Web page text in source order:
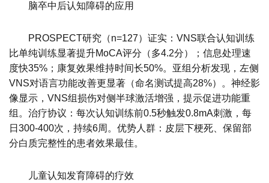
脑卒中后认知障碍的应用
PROSPECT研究（n=127）证实：VNS联合认知训练
比单纯训练显著提升MoCA评分（多4.2分）；信息处理速
度快35%；康复效果维持时间长50%。亚组分析发现，左侧
VNS对语言功能改善更显著（命名测试提高28%）。神经影
像显示，VNS组损伤对侧半球激活增强，提示促进功能重
组。治疗协议：每次认知训练前0.5秒触发0.8mA刺激，每
日300-400次，持续6周。优势人群：皮层下梗死、保留部
分白质完整性的患者效果最佳。
儿童认知发育障碍的疗效